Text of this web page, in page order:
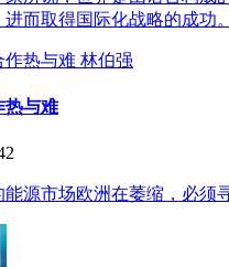
而取得国际化战略的成功。
林伯强
热与难
源市场欧洲在萎缩，必须